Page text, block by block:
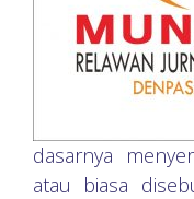
dasarnya
atau biasa